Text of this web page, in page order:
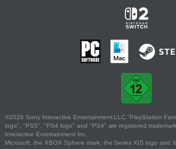
©2026 Sony Interactive Entertainment LLC."PlayStation
logo", "PS5", "PS4 logo" and "PS4" are registered
Interactive Entertainment Inc.
Microsoft, the XBOX Sphere mark, the Series X|S logo and